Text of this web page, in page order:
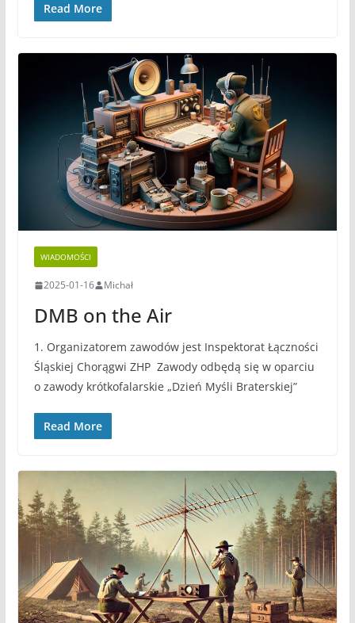
Read More
WIADOMOŚCI
2025-01-16 Michał
DMB on the Air
1. Organizatorem zawodów jest Inspektorat Łączności
Śląskiej Chorągwi ZHP Zawody odbędą się w oparciu
o zawody krótkofalarskie „Dzień Myśli Braterskiej”
Read More